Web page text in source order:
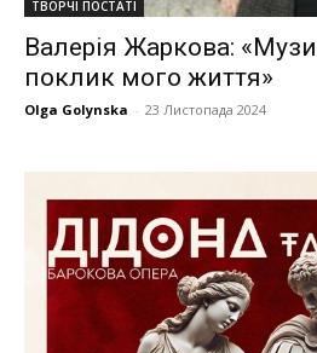
ТВОРЧІ ПОСТАТІ
Валерія Жаркова:
поклик мого життя»
Olga Golynska - 23 Листопада 2024